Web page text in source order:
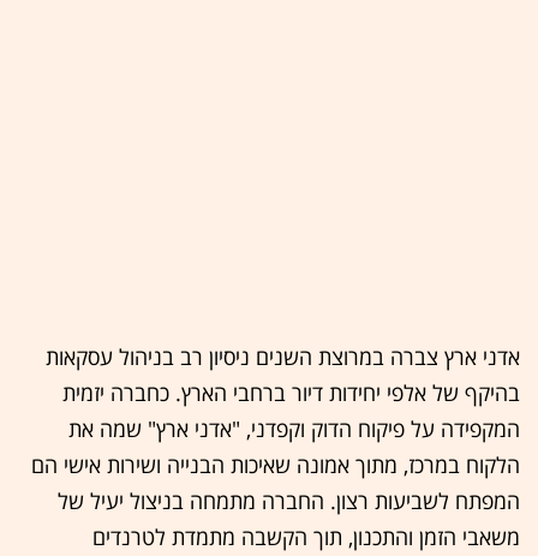
אדני ארץ צברה במרוצת השנים ניסיון רב בניהול עסקאות
בהיקף של אלפי יחידות דיור ברחבי הארץ. כחברה יזמית
המקפידה על פיקוח הדוק וקפדני, "אדני ארץ" שמה את
הלקוח במרכז, מתוך אמונה שאיכות הבנייה ושירות אישי הם
המפתח לשביעות רצון. החברה מתמחה בניצול יעיל של
משאבי הזמן והתכנון, תוך הקשבה מתמדת לטרנדים